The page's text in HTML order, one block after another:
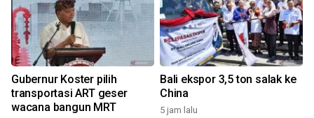
Gubernur Koster pilih
transportasi ART geser
wacana bangun MRT
Bali ekspor 3,5 ton salak ke
China
5 jam lalu